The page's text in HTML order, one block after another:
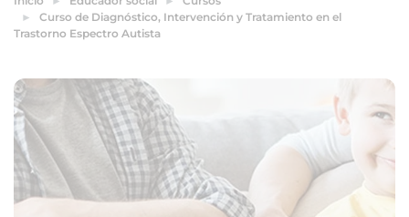
Curso de Diagnóstico, Intervención y Tratamiento en el
Trastorno Espectro Autista